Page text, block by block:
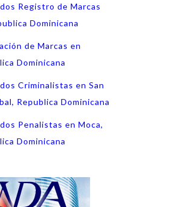
Registro de Marcas
Dominicana
de Marcas en
Dominicana
Criminalistas en San
Republica Dominicana
Penalistas en Moca,
Dominicana